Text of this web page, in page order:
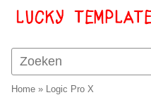
Home » Logic Pro X